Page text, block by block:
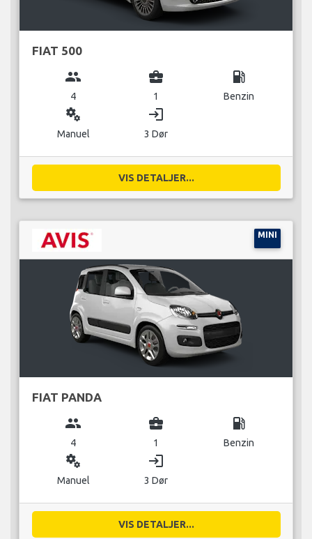
FIAT 500
group
4
business_center
1
local_gas_station
Benzin
miscellaneous_services
Manuel
login
3 Dør
VIS DETALJER...
MINI
FIAT PANDA
group
4
business_center
1
local_gas_station
Benzin
miscellaneous_services
Manuel
login
3 Dør
VIS DETALJER...